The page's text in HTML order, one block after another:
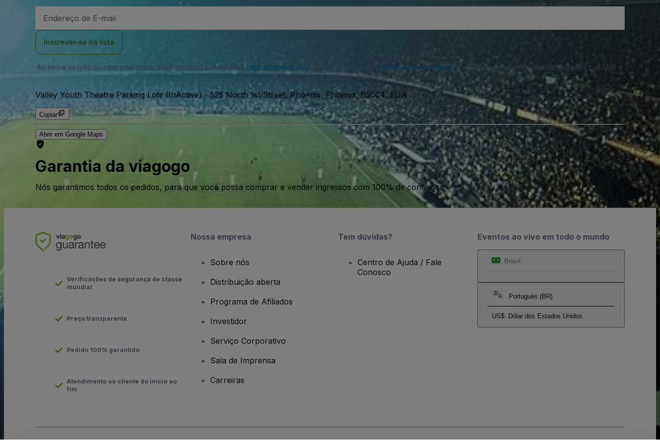
de
Inscrever-se na lista
Ao iniciar sessão ou criar uma conta, você concorda com nosso contrato do usuário e reconhece nossa política de privacidade . Você pode receber nossas notificações por SMS e
pode cancelar a qualquer momento.
Valley Youth Theatre Parking Lots (InActive) - 525 North 1st Street, Phoenix, Phoenix, 85004, EUA
Copiar
Abrir em Google Maps
Garantia da viagogo
Nós garantimos todos os pedidos, para que você possa comprar e vender ingressos com 100% de confiança.
Eventos ao vivo em todo o mundo
Brasil
Português (BR)
US$ Dólar dos Estados Unidos
Verificações de segurança de classe
mundial
Preço transparente
Pedido 100% garantido
Atendimento ao cliente do início ao
fim
Nossa empresa
Sobre nós
Distribuição aberta
Programa de Afiliados
Investidor
Serviço Corporativo
Sala de Imprensa
Carreiras
Tem dúvidas?
Centro de Ajuda / Fale
Conosco